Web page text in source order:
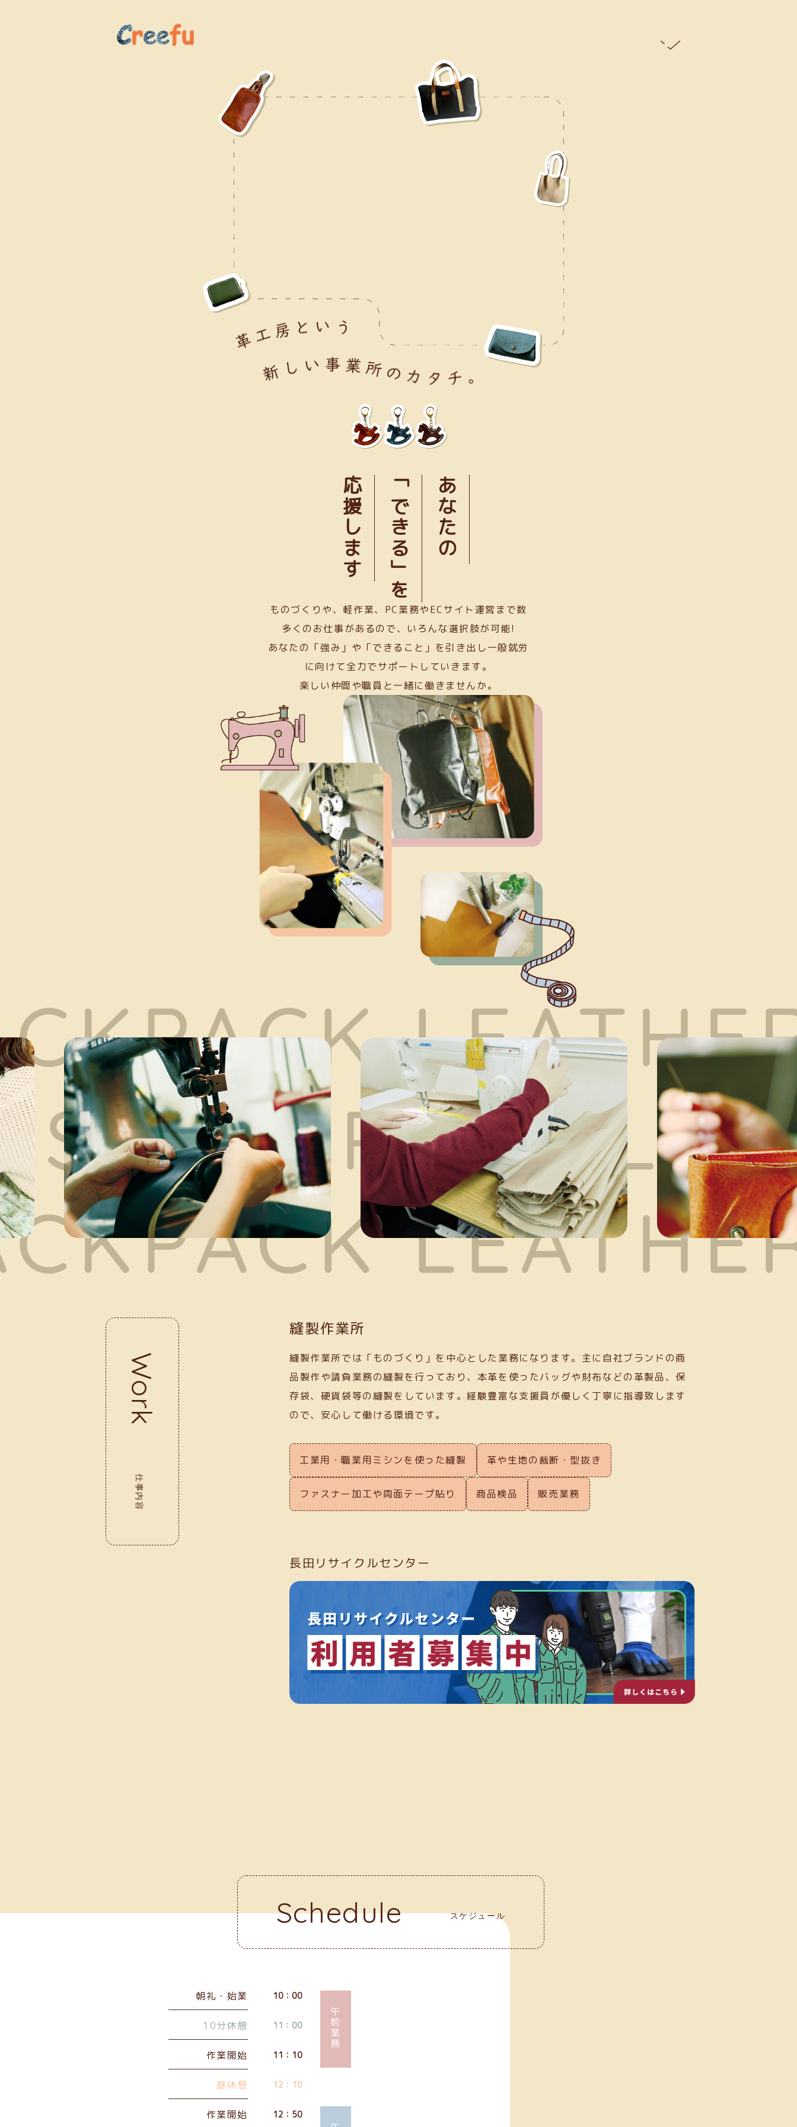
あなたの
「できる」を
応援します
ものづくりや、軽作業、PC業務やECサイト運営まで数
多くのお仕事があるので、いろんな選択肢が可能!
あなたの「強み」や「できること」を引き出し一般就労
に向けて全力でサポートしていきます。
楽しい仲間や職員と一緒に働きませんか。
Work
仕事内容
縫製作業所
縫製作業所では「ものづくり」を中心とした業務になります。主に自社ブランドの商
品製作や請負業務の縫製を行っており、本革を使ったバッグや財布などの革製品、保
存袋、硬貨袋等の縫製をしています。経験豊富な支援員が優しく丁寧に指導致します
ので、安心して働ける環境です。
工業用・職業用ミシンを使った縫製 革や生地の裁断・型抜き
ファスナー加工や両面テープ貼り 商品検品 販売業務
長田リサイクルセンター
Schedule スケジュール
朝礼・始業 10：00
10分休憩 11：00
作業開始 11：10
昼休憩 12：10
作業開始 12：50
午前業務